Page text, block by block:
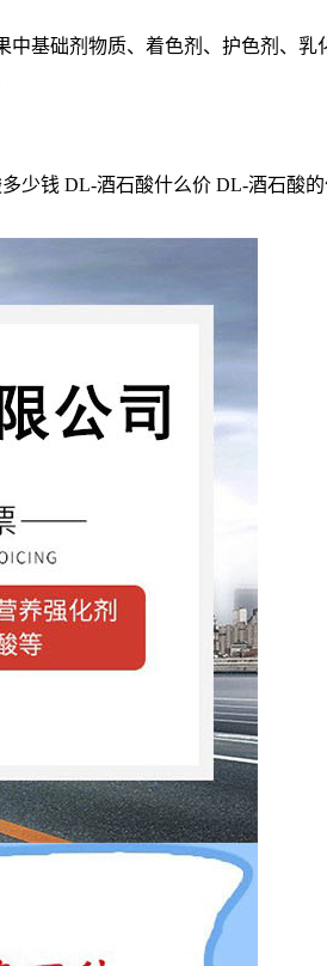
基础剂物质、着色剂、护色剂、
少钱 DL-酒石酸什么价 DL-酒石酸